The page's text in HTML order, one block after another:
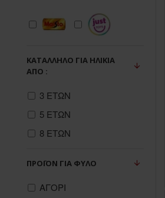
ΚΑΤΆΛΛΗΛΟ ΓΙΑ ΗΛΙΚΊΑ
ΑΠΌ :
3 ΕΤΩΝ
5 ΕΤΩΝ
8 ΕΤΩΝ
ΠΡΟΪΌΝ ΓΙΑ ΦΎΛΟ
ΑΓΟΡΙ